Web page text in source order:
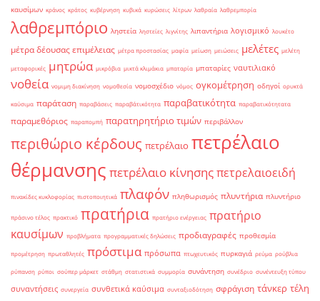
καυσίμων κράνος κράτος κυβέρνηση κυβικά κυρώσεις λίτρων λαθραία λαθρεμπορία
λαθρεμπόριο ληστεία ληστείες λιγνίτης λιπαντήρια λογισμικό λουκέτο
μέτρα δέουσας επιμέλειας μέτρα προστασίας μαφία μείωση μειώσεις μελέτες μελέτη
μεταφορικές μητρώα μικρόβια μικτά κλιμάκια μπαταρία μπαταρίες ναυτιλιακό
νοθεία νομιμη διακίνηση νομοθεσία νομοσχέδιο νόμος ογκομέτρηση οδηγοί ορυκτά
καύσιμα παράταση παραβάσεις παραβάτικότητα παραβατικότητα παραβατικότητατα
παραμεθόριος παραπομπή παρατηρητήριο τιμών περιβάλλον
περιθώριο κέρδους πετρέλαιο πετρέλαιο
θέρμανσης πετρέλαιο κίνησηςπετρελαιοειδή
πινακίδες κυκλοφορίας πιστοποιητικά πλαφόν πληθωρισμός πλυντήρια πλυντήριο
πράσινο τέλος πρακτικό πρατήρια πρατήριο ενέργειας πρατήριο
καυσίμων προβλήματα προγραμματικές δηλώσεις προδιαγραφές προθεσμία
προμέτρηση πρωταθλητές πρόστιμα πρόσωπα πτωχευτικός πυρκαγιά ρεύμα ρούβλια
ρύπανση ρύποι σούπερ μάρκετ στάθμη στατιστικά συμμορία συνάντηση συνέδριο συνέντευξη τύπου
συναντήσεις συνεργεία συνθετικά καύσιμα συνταξιοδότηση σφράγιση τάνκερ τέλη